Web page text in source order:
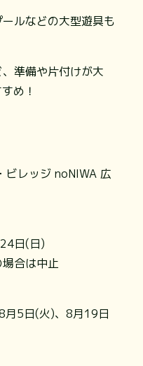
ルなどの大型遊具も
準備や片付けが大
め！
ビレッジ noNIWA 広
日(日)
合は中止
5日(火)、8月19日